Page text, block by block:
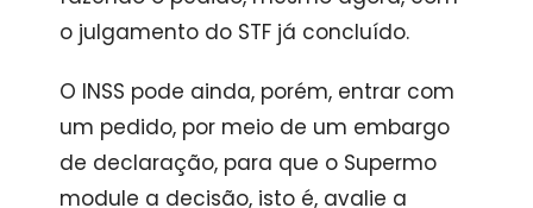
o julgamento do STF já concluído.
O INSS pode ainda, porém, entrar com
um pedido, por meio de um embargo
de declaração, para que o Supermo
module a decisão, isto é, avalie a